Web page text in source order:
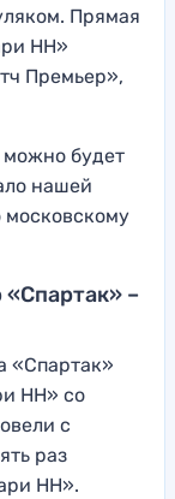
Прямая
НН»
Премьер»,
будет
нашей
московскому
–
«Спартак»
НН» со
с
раз
НН».